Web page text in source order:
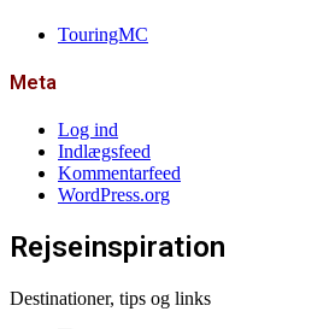
TouringMC
Meta
Log ind
Indlægsfeed
Kommentarfeed
WordPress.org
Rejseinspiration
Destinationer, tips og links